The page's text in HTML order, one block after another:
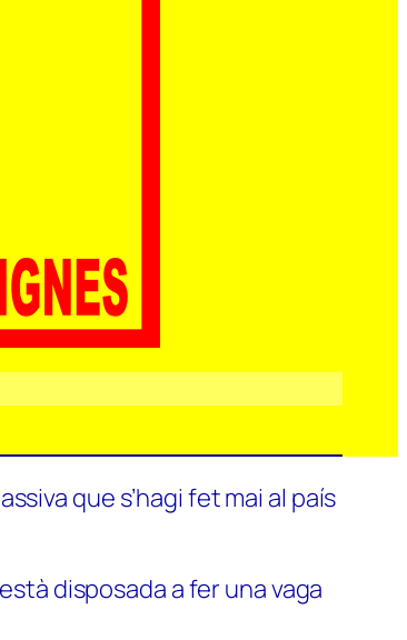
que s’hagi fet mai al país
disposada a fer una vaga